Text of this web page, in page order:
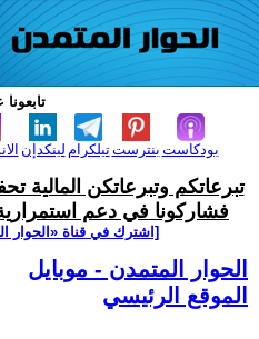
لينكدإن تيلكرامبنترست بودكاست
تبرعاتكم وتبرعاتكن المالية
فشاركونا في دعم
[اشترك في قناة ‫«الحوار
الحوار المتمدن - موبايل
الموقع الرئيسي